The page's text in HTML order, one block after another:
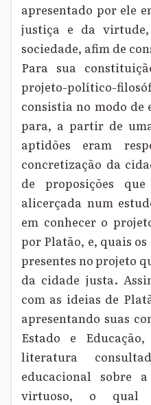
apresentado por ele
justiça e da
sociedade, afim de
Para sua
projeto-político-
consistia no modo de
para, a partir de
aptidões eram
concretização da
de proposições
alicerçada num
em conhecer o
por Platão, e, quais
presentes no projeto
da cidade justa.
com as ideias de
apresentando suas
Estado e
literatura
educacional sobre
virtuoso, o qual